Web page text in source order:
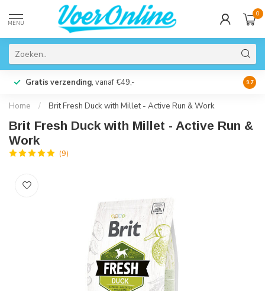
MENU
0
Gratis verzending, vanaf €49,- 9.7
Home / Brit Fresh Duck with Millet - Active Run & Work
Brit Fresh Duck with Millet - Active Run &
Work
(9)